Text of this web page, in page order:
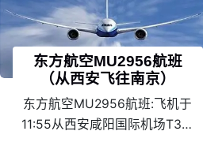
东方航空MU2956航班
（从西安飞往南京）
东方航空MU2956航班:飞机于
11:55从西安咸阳国际机场T3起